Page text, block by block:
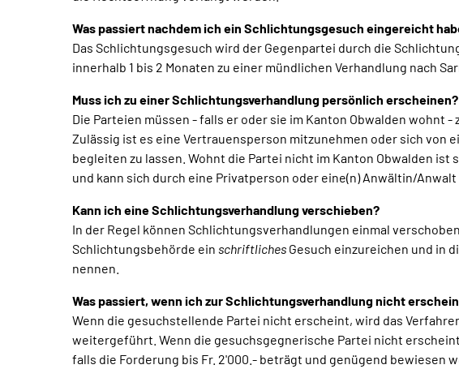
Was passiert nachdem ich ein Schlichtungsgesuch eingereicht
Das Schlichtungsgesuch wird der Gegenpartei durch die
innerhalb 1 bis 2 Monaten zu einer mündlichen Verhandlung nach
Muss ich zu einer Schlichtungsverhandlung persönlich erscheinen?
Die Parteien müssen - falls er oder sie im Kanton Obwalden wohnt
Zulässig ist es eine Vertrauensperson mitzunehmen oder sich von
begleiten zu lassen. Wohnt die Partei nicht im Kanton Obwalden
und kann sich durch eine Privatperson oder eine(n) Anwältin/
Kann ich eine Schlichtungsverhandlung verschieben?
In der Regel können Schlichtungsverhandlungen einmal
Schlichtungsbehörde ein schriftliches Gesuch einzureichen und in
nennen.
Was passiert, wenn ich zur Schlichtungsverhandlung nicht
Wenn die gesuchstellende Partei nicht erscheint, wird das
weitergeführt. Wenn die gesuchsgegnerische Partei nicht
falls die Forderung bis Fr. 2'000.- beträgt und genügend bewiesen